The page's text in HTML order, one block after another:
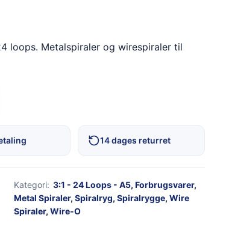
loops. Metalspiraler og wirespiraler til
14 dages returret
Kategori: 3:1 - 24 Loops - A5, Forbrugsvarer,
Metal Spiraler, Spiralryg, Spiralrygge, Wire
Spiraler, Wire-O